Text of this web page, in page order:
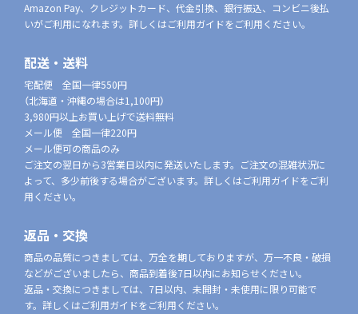
Amazon Pay、クレジットカード、代金引換、銀行振込、コンビニ後払
いがご利用になれます。詳しくはご利用ガイドをご利用ください。
配送・送料
宅配便 全国一律550円
（北海道・沖縄の場合は1,100円）
3,980円以上お買い上げで送料無料
メール便 全国一律220円
メール便可の商品のみ
ご注文の翌日から3営業日以内に発送いたします。ご注文の混雑状況に
よって、多少前後する場合がございます。詳しくはご利用ガイドをご利
用ください。
返品・交換
商品の品質につきましては、万全を期しておりますが、万一不良・破損
などがございましたら、商品到着後7日以内にお知らせください。
返品・交換につきましては、7日以内、未開封・未使用に限り可能で
す。詳しくはご利用ガイドをご利用ください。